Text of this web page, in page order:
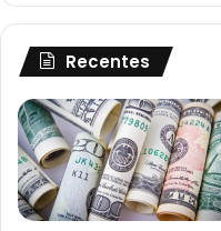
Recentes